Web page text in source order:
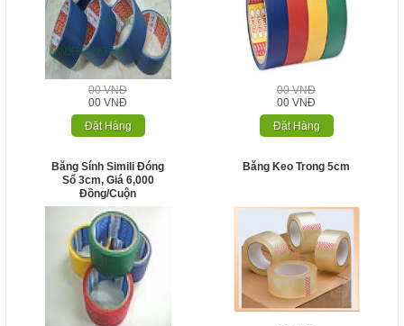
00 VNĐ
00 VNĐ
Đặt Hàng
00 VNĐ
00 VNĐ
Đặt Hàng
Băng Sính Simili Đóng
Sổ 3cm, Giá 6,000
Đồng/cuộn
Băng Keo Trong 5cm